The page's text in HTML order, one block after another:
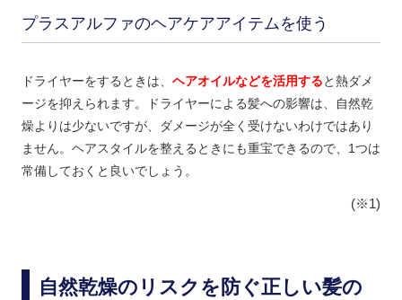
プラスアルファのヘアケアアイテムを使う
ドライヤーをするときは、 ヘアオイルなどを活用すると熱ダメ
ージを抑えられます。ドライヤーによる髪への影響は、自然乾
燥よりは少ないですが、ダメージが全く受けないわけではあり
ません。ヘアスタイルを整えるときにも重宝できるので、1つは
常備しておくと良いでしょう。
(※1)
自然乾燥のリスクを防ぐ正しい髪の